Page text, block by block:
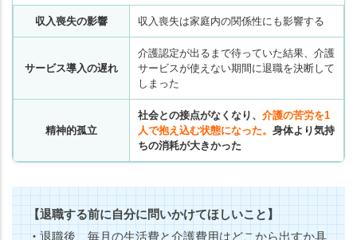
収入喪失の影響 収入喪失は家庭内の関係性にも影響する
サービス導入の遅れ
介護認定が出るまで待っていた結果、介護
サービスが使えない期間に退職を決断して
しまった
精神的孤立
社会との接点がなくなり、 介護の苦労を1
人で抱え込む状態になった。 身体より気持
ちの消耗が大きかった
【退職する前に自分に問いかけてほしいこと】
・退職後、毎月の生活費と介護費用はどこから出すか具